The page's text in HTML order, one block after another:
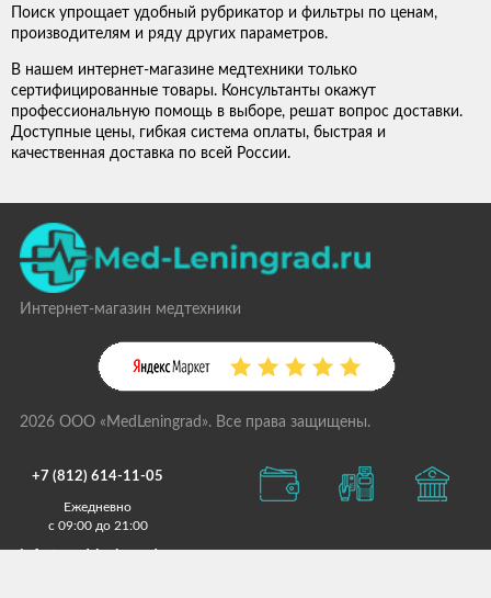
Поиск упрощает удобный рубрикатор и фильтры по ценам,
производителям и ряду других параметров.
В нашем интернет-магазине медтехники только
сертифицированные товары. Консультанты окажут
профессиональную помощь в выборе, решат вопрос доставки.
Доступные цены, гибкая система оплаты, быстрая и
качественная доставка по всей России.
Интернет-магазин медтехники
2026 ООО «MedLeningrad». Все права защищены.
+7 (812) 614-11-05
Ежедневно
с 09:00 до 21:00